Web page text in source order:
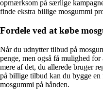
opmærksom på særlige
finde ekstra billige mosgummi
Fordele ved at købe
Når du udnytter tilbud på
penge, men også få mulighed
mere af det, du allerede bruger
på billige tilbud kan du bygge
mosgummi på hånden.